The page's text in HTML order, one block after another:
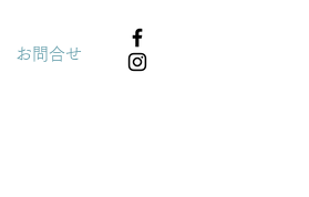
お問合せ